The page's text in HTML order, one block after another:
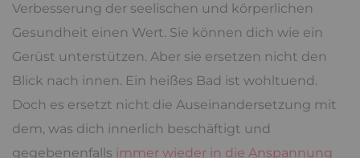
Verbesserung der seelischen und körperlichen
Gesundheit einen Wert. Sie können dich wie ein
Gerüst unterstützen. Aber sie ersetzen nicht den
Blick nach innen. Ein heißes Bad ist wohltuend.
Doch es ersetzt nicht die Auseinandersetzung mit
dem, was dich innerlich beschäftigt und
gegebenenfalls immer wieder in die Anspannung